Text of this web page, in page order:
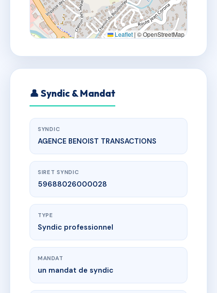
Leaflet | © OpenStreetMap
👤 Syndic & Mandat
SYNDIC
AGENCE BENOIST TRANSACTIONS
SIRET SYNDIC
59688026000028
TYPE
Syndic professionnel
MANDAT
un mandat de syndic